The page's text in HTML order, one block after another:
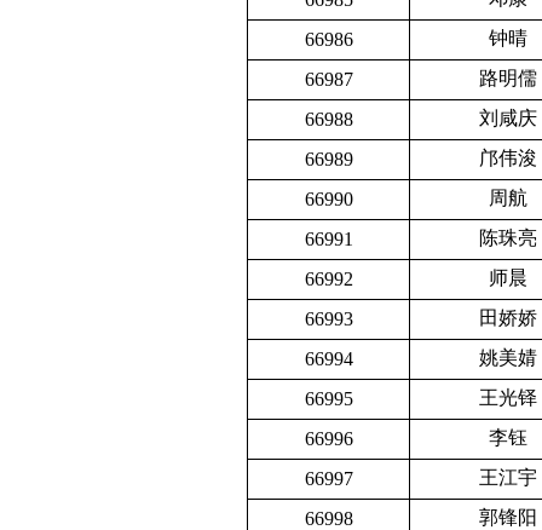
66986
钟晴
66987
路明儒
66988
刘咸庆
66989
邝伟浚
66990
周航
66991
陈珠亮
66992
师晨
66993
田娇娇
66994
姚美婧
66995
王光铎
66996
李钰
66997
王江宇
66998
郭锋阳